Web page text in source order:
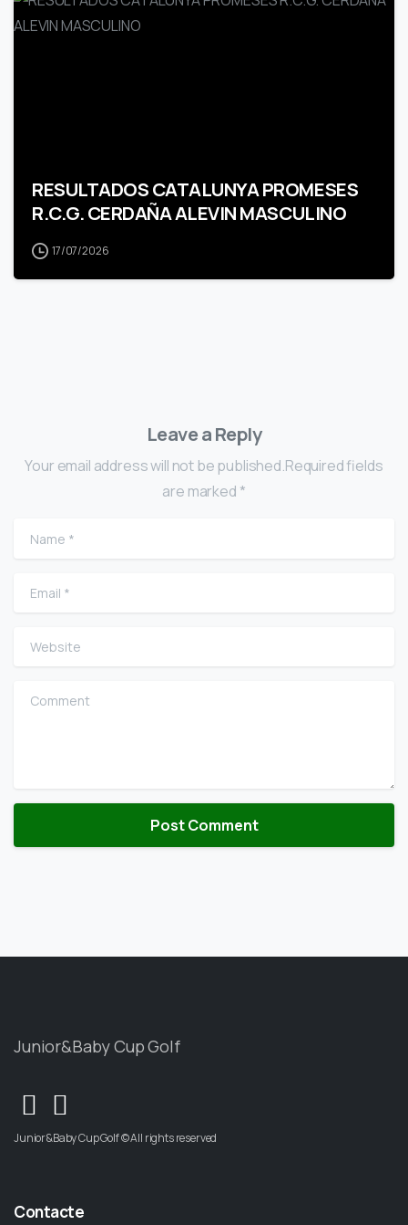
RESULTADOS CATALUNYA PROMESES
R.C.G. CERDAÑA ALEVIN MASCULINO
17/07/2026
Leave a Reply
Your email address will not be published.Required fields
are marked *
Name
Email
Website
Comment
Junior&Baby Cup Golf
Junior&Baby Cup Golf © All rights reserved
Contacte